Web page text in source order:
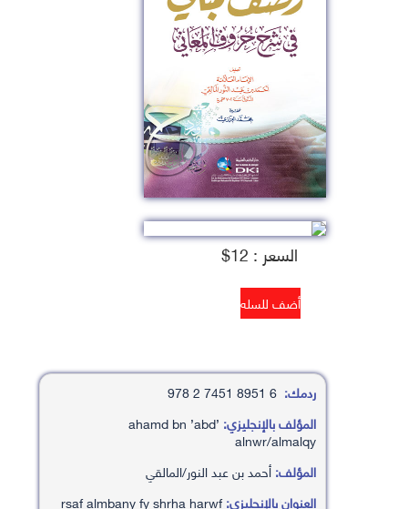
السعر : 12$
ردمك:
المؤلف بالإنجليزي: ’ahamd bn ’abd
alnwr/almalqy
المؤلف:أحمد بن عبد النور/المالقي
العنوان بالإنجليزي:rsaf almbany fy shrha harwf